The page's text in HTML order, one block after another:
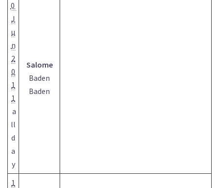
0
J
u
n
2
0
1
1
a
ll
d
a
y
Salome
Baden
Baden
1